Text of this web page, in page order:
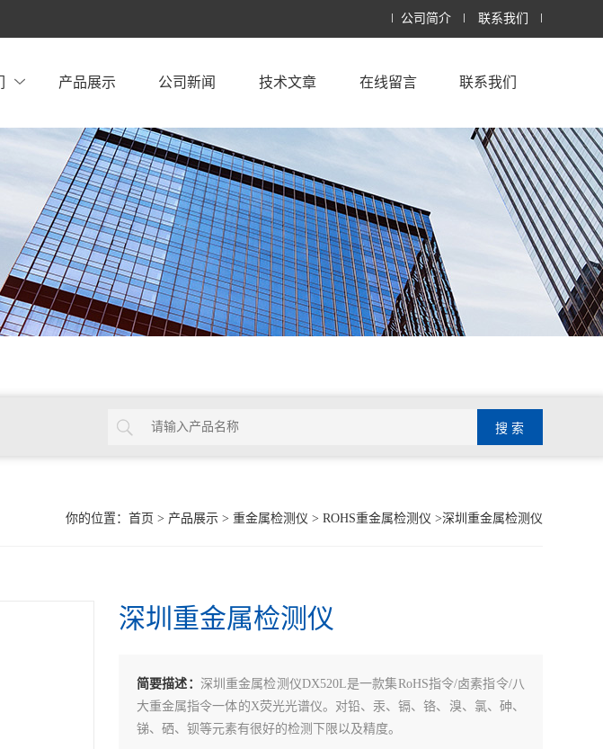
公司简介 联系我们
产品展示 公司新闻 技术文章 在线留言 联系我们
你的位置： 首页 > 产品展示> 重金属检测仪 > ROHS重金属检测仪 >深圳重金属检测仪
深圳重金属检测仪
简要描述： 深圳重金属检测仪DX520L是一款集RoHS指令/卤素指令/八
大重金属指令一体的X荧光光谱仪。对铅、汞、镉、铬、溴、氯、砷、
锑、硒、钡等元素有很好的检测下限以及精度。